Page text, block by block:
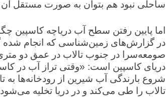
ساحلی نبود هم بتوان به صورت مستقل آن
اما پایین رفتن سطح آب دریاچه کاسپین
در گزارش‌های زمین‌شناسی که انجام شده
صومعه‌سرا در جنوب تالاب در عمق دو
دریای کاسپین است: «وقتی تراز آب در
شروع بارندگی آب شیرین از رودخانه‌ها
تالاب را طی می‌کند و در دریا تخلیه